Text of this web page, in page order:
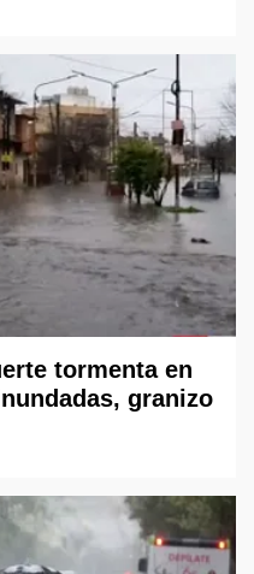
tormenta en
granizo